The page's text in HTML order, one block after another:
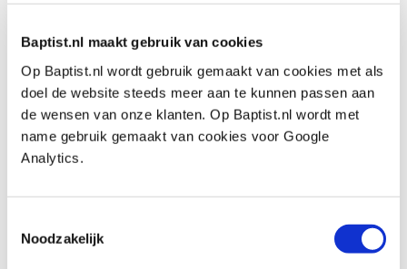
Baptist.nl maakt gebruik van cookies
Op Baptist.nl wordt gebruik gemaakt van cookies met als
doel de website steeds meer aan te kunnen passen aan
de wensen van onze klanten. Op Baptist.nl wordt met
name gebruik gemaakt van cookies voor Google
Analytics.
Noodzakelijk
Vergelijken
Bridge City DS-6v2-M verstelbare
blokhaak 150 mm metrisch
Artikelnummer: 33401